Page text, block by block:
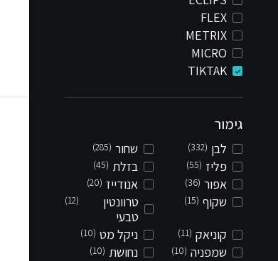
FLEX
METRIX
MICRO
TIKTAK
גימור
לבן (332) שחור (285)
פליז (55) בזלת (45)
אפור (36) אנודייז (20)
שקוף (15)
טרוונטין
טבעי
(12)
קוניאק (11) ניקל מט (10)
שמפניה (10) נחושת (10)